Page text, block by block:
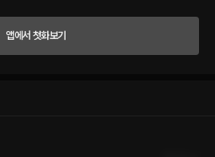
앱에서 첫화보기